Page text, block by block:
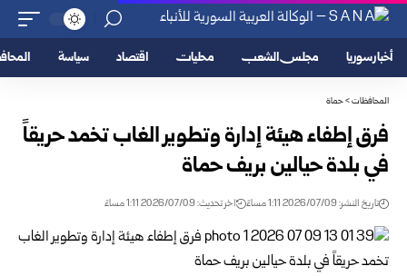
أخبار سوريا مجلس الشعب محليات اقتصاد سياسة
المحافظات>حماة
فرق إطفاء هيئة إدارة وتطوير الغاب تخمد حريقاً
في بلدة حيالين بريف حماة
تاريخ النشر: 2026/07/09 1:11 مساءً اخر تحديث: 2026/07/09 1:11 مساءً